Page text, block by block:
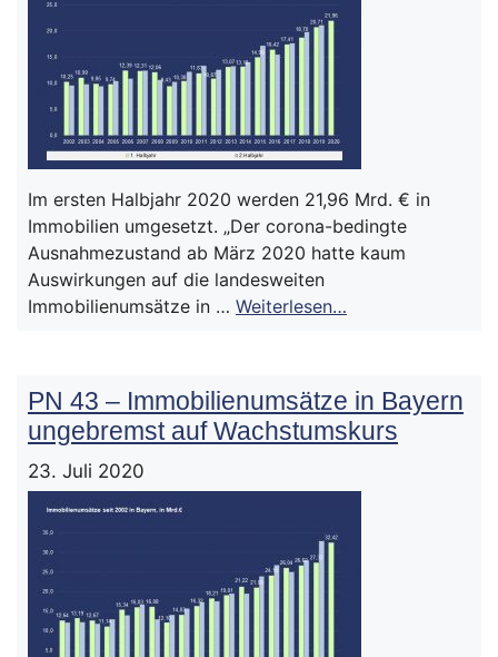
Im ersten Halbjahr 2020 werden 21,96 Mrd. € in
Immobilien umgesetzt. „Der corona-bedingte
Ausnahmezustand ab März 2020 hatte kaum
Auswirkungen auf die landesweiten
Immobilienumsätze in … Weiterlesen…
PN 43 – Immobilienumsätze in Bayern
ungebremst auf Wachstumskurs
23. Juli 2020